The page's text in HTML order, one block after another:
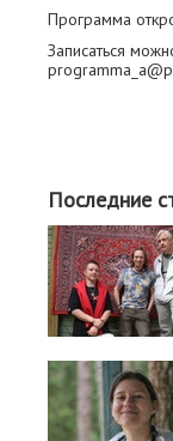
Программа
Записаться
Последние